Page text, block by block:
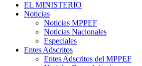
EL MINISTERIO
Noticias
Noticias MPPEF
Noticias Nacionales
Especiales
Entes Adscritos
Entes Adscritos del MPPEF